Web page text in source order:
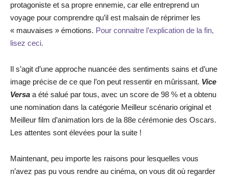
protagoniste et sa propre ennemie, car elle entreprend un
voyage pour comprendre qu’il est malsain de réprimer les
« mauvaises » émotions. Pour connaitre l’explication de la fin,
lisez ceci.
Il s’agit d’une approche nuancée des sentiments sains et d’une
image précise de ce que l’on peut ressentir en mûrissant. Vice
Versa a été salué par tous, avec un score de 98 % et a obtenu
une nomination dans la catégorie Meilleur scénario original et
Meilleur film d’animation lors de la 88e cérémonie des Oscars.
Les attentes sont élevées pour la suite !
Maintenant, peu importe les raisons pour lesquelles vous
n’avez pas pu vous rendre au cinéma, on vous dit où regarder